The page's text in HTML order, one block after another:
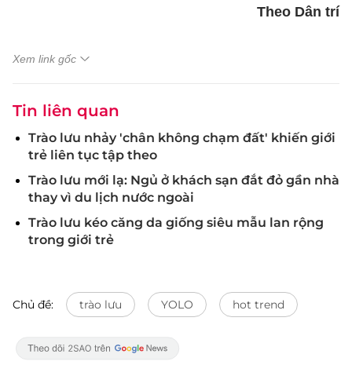
Theo Dân trí
Xem link gốc
Tin liên quan
Trào lưu nhảy 'chân không chạm đất' khiến giới
trẻ liên tục tập theo
Trào lưu mới lạ: Ngủ ở khách sạn đắt đỏ gần nhà
thay vì du lịch nước ngoài
Trào lưu kéo căng da giống siêu mẫu lan rộng
trong giới trẻ
Chủ đề: trào lưu YOLO hot trend